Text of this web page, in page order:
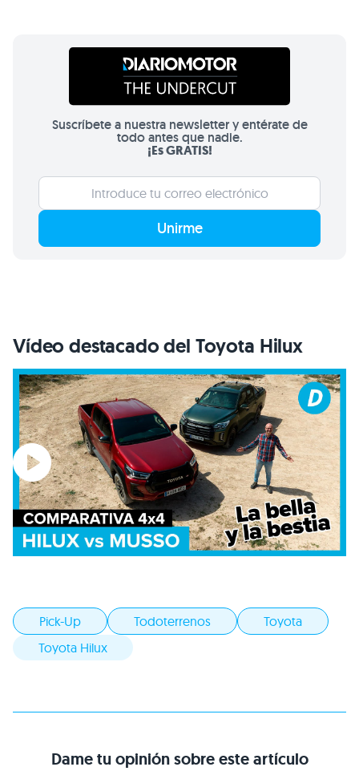
Suscríbete a nuestra newsletter y entérate de
todo antes que nadie.
¡Es GRATIS!
Unirme
Vídeo destacado del Toyota Hilux
Pick-Up Todoterrenos
Toyota
Toyota Hilux
Dame tu opinión sobre este artículo